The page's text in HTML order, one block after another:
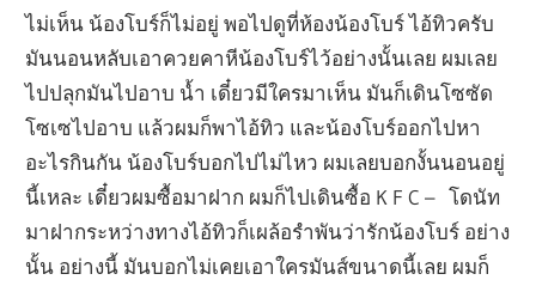
ไม่เห็น น้องโบร์ก็ไม่อยู่ พอไปดูที่ห้องน้องโบร์ ไอ้ทิวครับ
มันนอนหลับเอาควยคาหีน้องโบร์ไว้อย่างนั้นเลย ผมเลย
ไปปลุกมันไปอาบ น้ำ เดี๋ยวมีใครมาเห็น มันก็เดินโซซัด
โซเซไปอาบ แล้วผมก็พาไอ้ทิว และน้องโบร์ออกไปหา
อะไรกินกัน น้องโบร์บอกไปไม่ไหว ผมเลยบอกงั้นนอนอยู่
นี้เหละ เดี๋ยวผมซื้อมาฝาก ผมก็ไปเดินซื้อ K F C – โดนัท
มาฝากระหว่างทางไอ้ทิวก็เผล้อรำพันว่ารักน้องโบร์ อย่าง
นั้น อย่างนี้ มันบอกไม่เคยเอาใครมันส์ขนาดนี้เลย ผมก็